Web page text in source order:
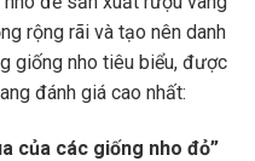
rộng rãi và tạo nên danh
giống nho tiêu biểu, được
đánh giá cao nhất:
của các giống nho đỏ”